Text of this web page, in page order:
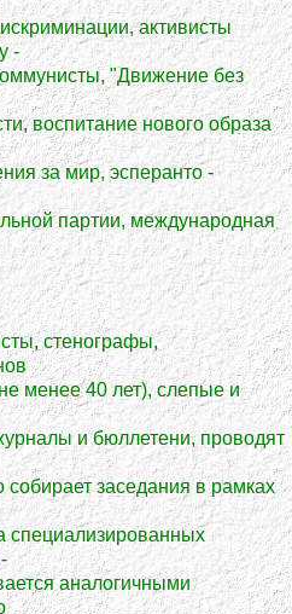
активисты
-
"Движение без
воспитание нового образа
за мир, эсперанто -
партии, международная
стенографы,
менее 40 лет), слепые и
и бюллетени, проводят
заседания в рамках
специализированных
аналогичными